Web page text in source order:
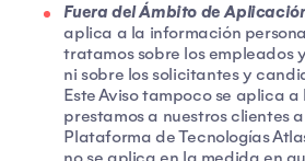
Fuera del Ámbito de
aplica a la información
tratamos sobre los empleados
ni sobre los solicitantes y
Este Aviso tampoco se aplica a
prestamos a nuestros clientes
Plataforma de Tecnologías